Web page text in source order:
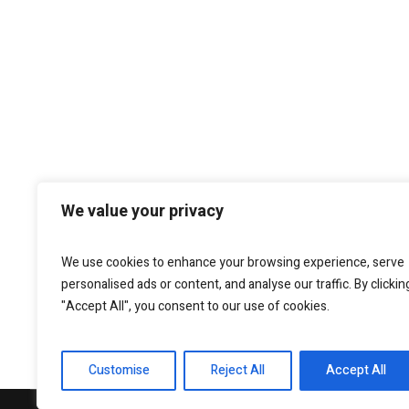
We value your privacy
We use cookies to enhance your browsing experience, serve
personalised ads or content, and analyse our traffic. By
"Accept All", you consent to our use of cookies.
Customise Reject All Accept All